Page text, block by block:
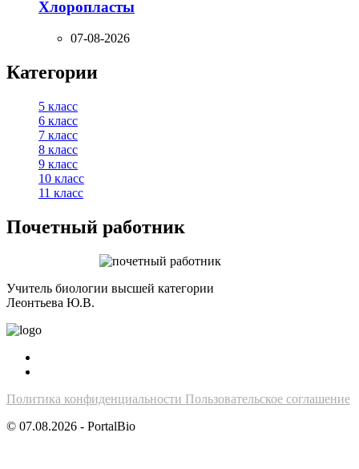
Хлоропласты
07-08-2026
Категории
5 класс
6 класс
7 класс
8 класс
9 класс
10 класс
11 класс
Почетный работник
Учитель биологии высшей категории
Леонтьева Ю.В.
Политика конфиденциальности Пользовательское соглашение
© 07.08.2026 - PortalBio